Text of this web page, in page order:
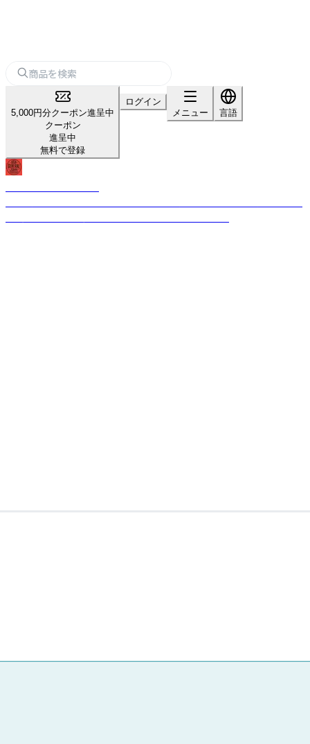
5,000円分クーポン進呈中
クーポン
進呈中
無料で登録
ログイン
メニュー
言語